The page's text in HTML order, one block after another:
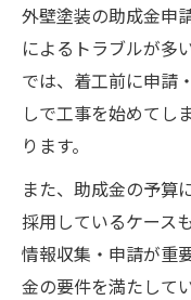
外壁塗装の助成金申
によるトラブルが多
では、着工前に申請
しで工事を始めてし
ります。
また、助成金の予算
採用しているケース
情報収集・申請が重
金の要件を満たして